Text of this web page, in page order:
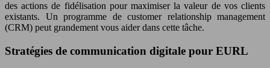
des actions de fidélisation pour maximiser la valeur de vos clients
existants. Un programme de customer relationship management
(CRM) peut grandement vous aider dans cette tâche.
Stratégies de communication digitale pour EURL